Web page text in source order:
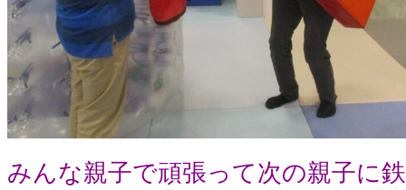
みんな親子で頑張って次の親子に